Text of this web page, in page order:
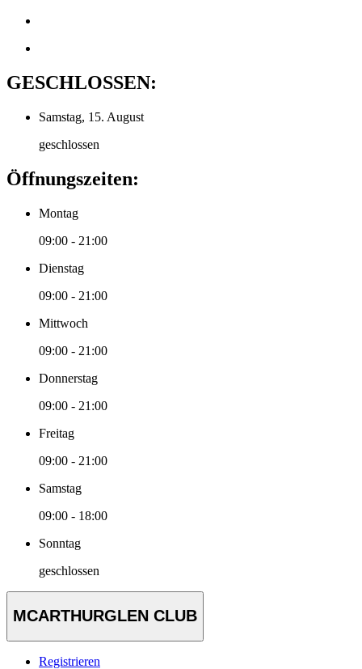
GESCHLOSSEN:
Samstag, 15. August
geschlossen
Öffnungszeiten:
Montag
09:00 - 21:00
Dienstag
09:00 - 21:00
Mittwoch
09:00 - 21:00
Donnerstag
09:00 - 21:00
Freitag
09:00 - 21:00
Samstag
09:00 - 18:00
Sonntag
geschlossen
MCARTHURGLEN CLUB
Registrieren